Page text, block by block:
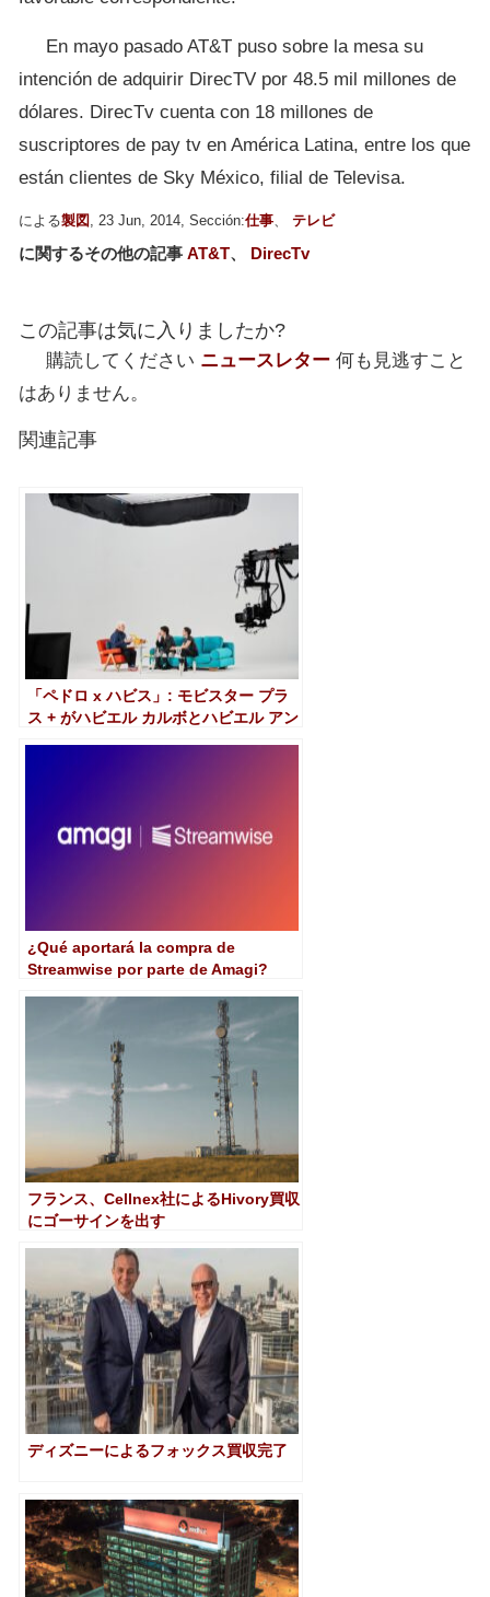
En mayo pasado AT&T puso sobre la mesa su
intención de adquirir DirecTV por 48.5 mil millones de
dólares. DirecTv cuenta con 18 millones de
suscriptores de pay tv en América Latina, entre los que
están clientes de Sky México, filial de Televisa.
による製図 , 23 Jun, 2014, Sección:仕事、 テレビ
に関するその他の記事 AT&T、 DirecTv
この記事は気に入りましたか?
購読してください ニュースレター 何も見逃すこと
はありません。
関連記事
「ペドロ x ハビス」: モビスター プラ
ス + がハビエル カルボとハビエル アン
¿Qué aportará la compra de
Streamwise por parte de Amagi?
フランス、Cellnex社によるHivory買収
にゴーサインを出す
ディズニーによるフォックス買収完了